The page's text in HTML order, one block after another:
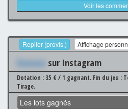
Voir les
Replier (provis.) Affichage
Xxxxxxx sur Instagram
Dotation : 35 € / 1 gagnant. Fin du jeu :
Tirage.
Les lots gagnés